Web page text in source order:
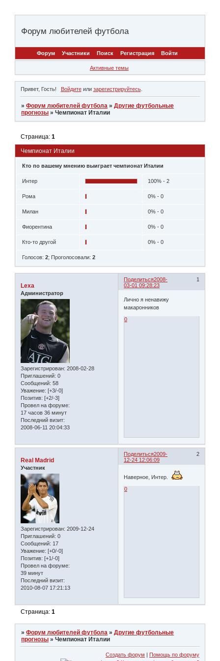
Форум любителей футбола
Форум Участники Поиск Регистрация Войти
Активные темы
Привет, Гость! Войдитеили зарегистрируйтесь.
»Форум любителей футбола »Другие футбольные
прогнозы »Чемпионат Италии
Чемпионат Италии
Страница:1
Кто по вашему мнению выиграет чемпионат Италии
Интер 100% - 2
Рома 0% - 0
Милан 0% - 0
Фиорентина 0% - 0
Кто-то другой 0% - 0
Голосов: 2; Проголосовали: 2
Поделиться 1
2008-
03-01 09:28:23
Lexa
Администратор
Зарегистрирован: 2008-02-28
Приглашений: 0
Сообщений: 58
Уважение: [+3/-0]
Позитив: [+2/-3]
Провел на форуме:
17 часов 36 минут
Последний визит:
2008-06-11 20:04:33
Лично я ненавижу
макаронников
0
Поделиться 2
2009-
12-24 12:06:09
Real Madrid
Участник
Зарегистрирован: 2009-12-24
Приглашений: 0
Сообщений: 17
Уважение: [+0/-0]
Позитив: [+1/-0]
Провел на форуме:
39 минут
Последний визит:
2010-08-07 17:21:13
Наверное, Интер.
0
Страница:1
»Форум любителей футбола »Другие футбольные
прогнозы »Чемпионат Италии
Создать форум Помощь по форуму